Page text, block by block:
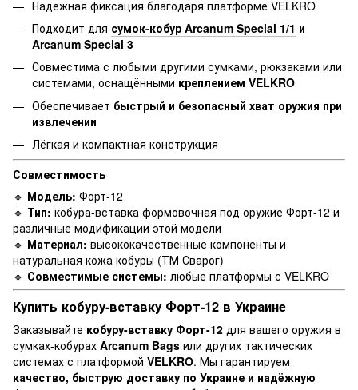
Надежная фиксация благодаря платформе VELKRO
Подходит для сумок-кобур Arcanum Special 1/1 и
Arcanum Special 3
Совместима с любыми другими сумками, рюкзаками или
системами, оснащёнными креплением VELKRO
Обеспечивает быстрый и безопасный хват оружия при
извлечении
Лёгкая и компактная конструкция
Совместимость
🔹 Модель: Форт-12
🔹 Тип: кобура-вставка формовочная под оружие Форт-12 и
различные модификации этой модели
🔹 Материал: высококачественные компоненты и
натуральная кожа кобуры (ТМ Сварог)
🔹 Совместимые системы: любые платформы с VELKRO
Купить кобуру-вставку Форт-12 в Украине
Заказывайте кобуру-вставку Форт-12 для вашего оружия в
сумках-кобурах Arcanum Bags или других тактических
системах с платформой VELKRO. Мы гарантируем
качество, быструю доставку по Украине и надёжную